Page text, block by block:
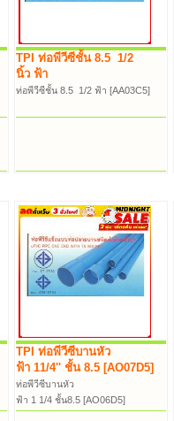
TPI ท่อพีวีซีชั้น 8.5 1/2
นิ้ว ฟ้า
ท่อพีวีซีชั้น 8.5 1/2 ฟ้า [AA03C5]
TPI ท่อพีวีซีบานหัว
ฟ้า 11/4'' ชั้น 8.5 [AO07D5]
ท่อพีวีซีบานหัว
ฟ้า 1 1/4 ชั้น8.5 [AO06D5]